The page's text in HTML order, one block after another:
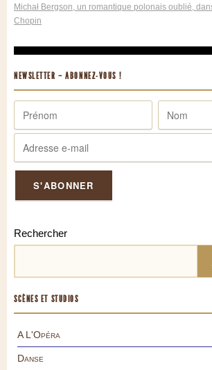
Michał Bergson, un romantique polonais oublié,
Chopin
NEWSLETTER – ABONNEZ-VOUS !
Rechercher
SCÈNES ET STUDIOS
A L'Opéra
Danse